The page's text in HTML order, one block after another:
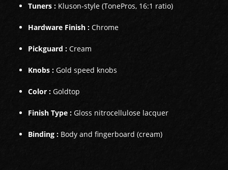
Tuners : Kluson-style (TonePros, 16:1 ratio)
Hardware Finish : Chrome
Pickguard : Cream
Knobs : Gold speed knobs
Color : Goldtop
Finish Type : Gloss nitrocellulose lacquer
Binding : Body and fingerboard (cream)